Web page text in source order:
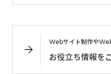
Webサイト制作や
お役立ち情報を